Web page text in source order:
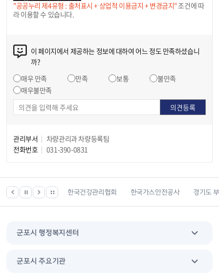
"공공누리 제4유형 : 출처표시 + 상업적 이용금지 + 변경금지"조건에 따
라 이용할 수 있습니다.
이 페이지에서 제공하는 정보에 대하여 어느 정도 만족하셨습니
까?
매우 만족
만족 보통
불만족
매우불만족
관리부서
차량관리과 차량등록팀
전화번호
031-390-0831
등 위치찾기서비스 한국건강관리협회 한국가스안전공사 경기도
군포시 행정복지센터
군포시 주요기관